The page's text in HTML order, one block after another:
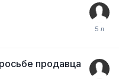
продавца